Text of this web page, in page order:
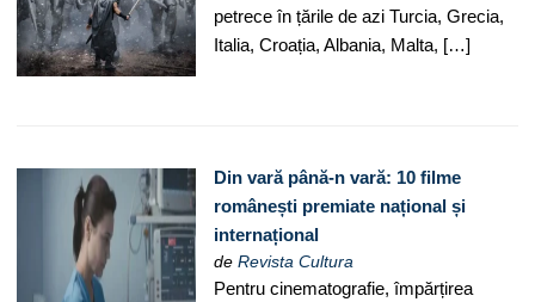
petrece în țările de azi Turcia, Grecia,
Italia, Croația, Albania, Malta, […]
Din vară până-n vară: 10 filme
românești premiate național și
internațional
deRevista Cultura
Pentru cinematografie, împărțirea